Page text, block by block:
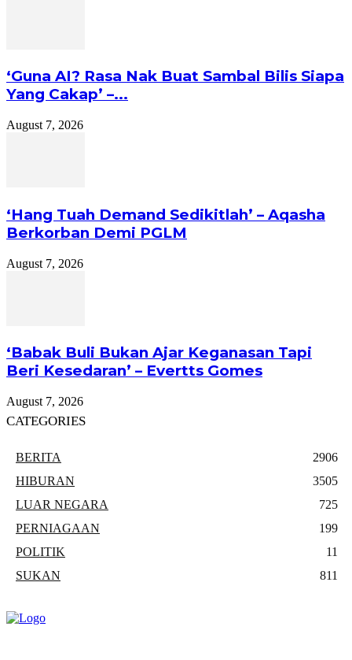
‘Guna AI? Rasa Nak Buat Sambal Bilis Siapa
Yang Cakap’ –...
August 7, 2026
‘Hang Tuah Demand Sedikitlah’ – Aqasha
Berkorban Demi PGLM
August 7, 2026
‘Babak Buli Bukan Ajar Keganasan Tapi
Beri Kesedaran’ – Evertts Gomes
August 7, 2026
CATEGORIES
BERITA
2906
HIBURAN
3505
LUAR NEGARA
725
PERNIAGAAN
199
POLITIK
11
SUKAN
811